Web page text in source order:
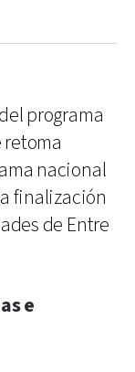
programa
retoma
nacional
finalización
de Entre
e